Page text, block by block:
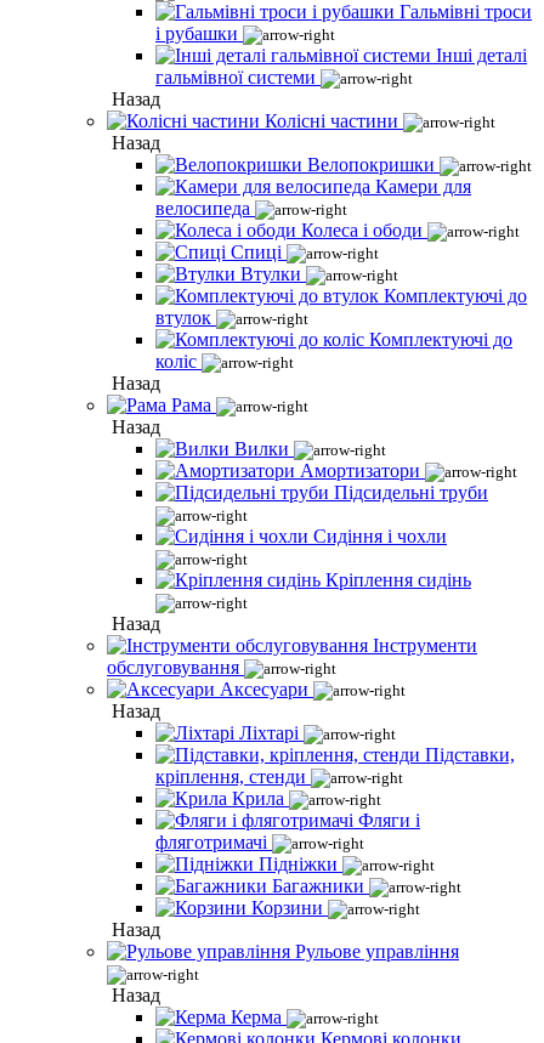
Гальмівні троси
і рубашки
Інші деталі
гальмівної системи
Назад
Колісні частини
Назад
Велопокришки
Камери для
велосипеда
Колеса і ободи
Спиці
Втулки
Комплектуючі до
втулок
Комплектуючі до
коліс
Назад
Рама
Назад
Вилки
Амортизатори
Підсидельні труби
Сидіння і чохли
Кріплення сидінь
Назад
Інструменти
обслуговування
Аксесуари
Назад
Ліхтарі
Підставки,
кріплення, стенди
Крила
Фляги і
фляготримачі
Підніжки
Багажники
Корзини
Назад
Рульове управління
Назад
Керма
Кермові колонки